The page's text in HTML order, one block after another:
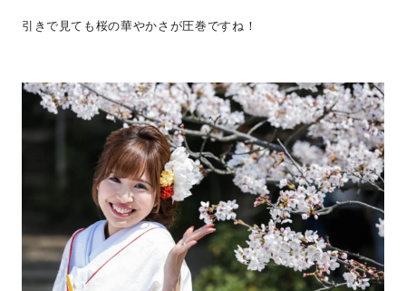
引きで見ても桜の華やかさが圧巻ですね！